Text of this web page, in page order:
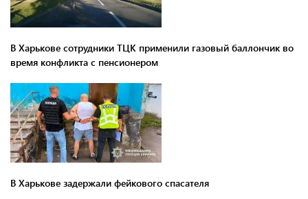
В Харькове сотрудники ТЦК применили газовый баллончик во
время конфликта с пенсионером
В Харькове задержали фейкового спасателя